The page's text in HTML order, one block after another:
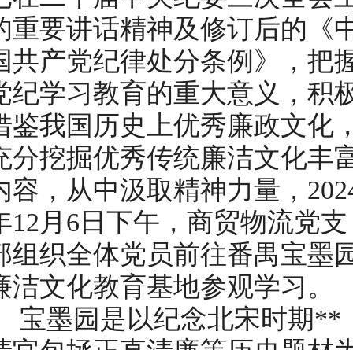
重要讲话精神及修订后的《
共产党纪律处分条例》，把
纪学习教育的重大意义，积
鉴我国历史上优秀廉政文化，
分挖掘优秀传统廉洁文化丰
容，从中汲取精神力量，
12月6日下午，商贸物流党支
组织全体党员前往番禺宝墨
洁文化教育基地参观学习。
宝墨园是以纪念北宋时期**